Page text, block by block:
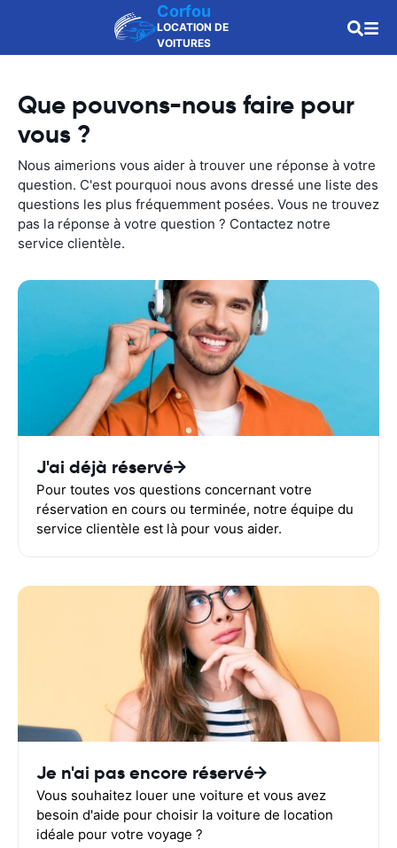
Corfou
LOCATION DE
VOITURES
Que pouvons-nous faire pour
vous ?
Nous aimerions vous aider à trouver une réponse à votre
question. C'est pourquoi nous avons dressé une liste des
questions les plus fréquemment posées. Vous ne trouvez
pas la réponse à votre question ? Contactez notre
service clientèle.
J'ai déjà réservé
Pour toutes vos questions concernant votre
réservation en cours ou terminée, notre équipe du
service clientèle est là pour vous aider.
Je n'ai pas encore réservé
Vous souhaitez louer une voiture et vous avez
besoin d'aide pour choisir la voiture de location
idéale pour votre voyage ?